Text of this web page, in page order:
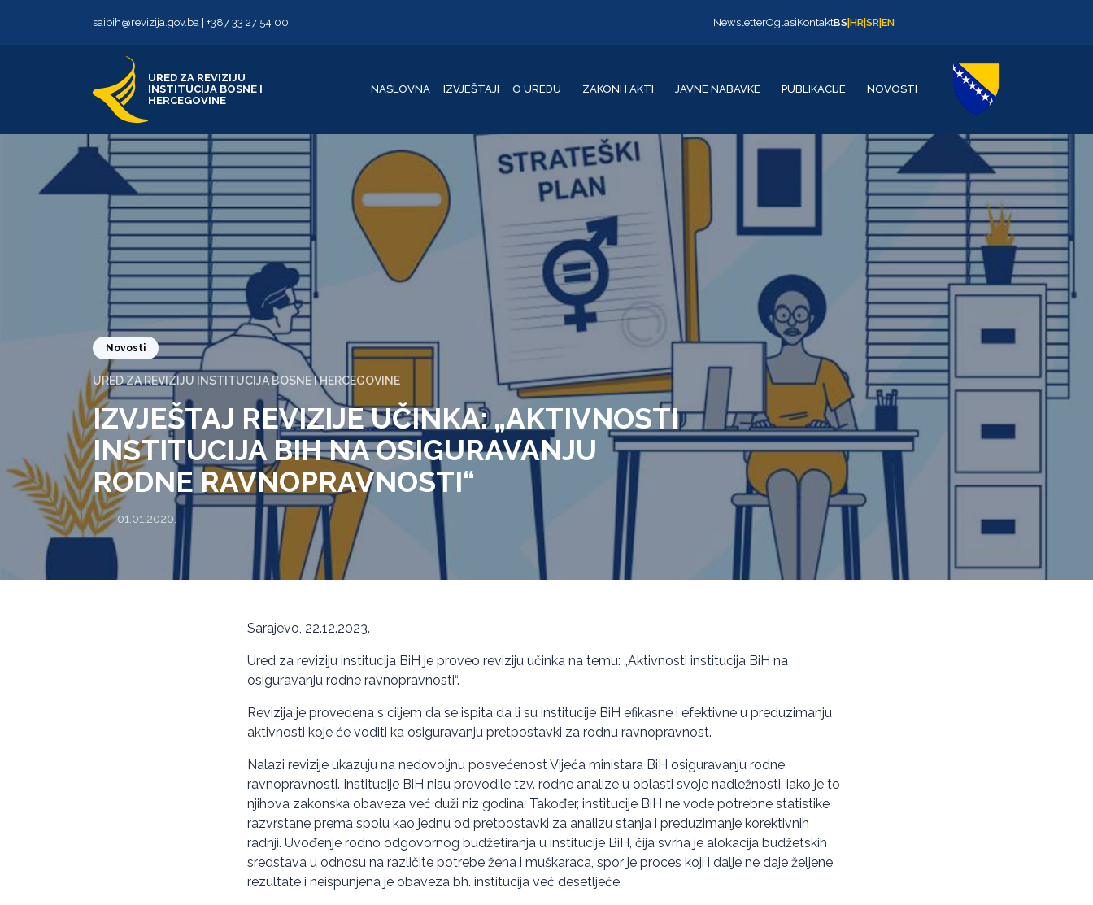
saibih@revizija.gov.ba +387 33 27 54 00 NewsletterOglasiKontaktBS HR SR EN
URED ZA REVIZIJU
INSTITUCIJA BOSNE I
HERCEGOVINE
NASLOVNA IZVJEŠTAJI O UREDU ZAKONI I AKTI JAVNE NABAVKE PUBLIKACIJE NOVOSTI
Novosti
URED ZA REVIZIJU INSTITUCIJA BOSNE I HERCEGOVINE
IZVJEŠTAJ REVIZIJE UČINKA: „AKTIVNOSTI
INSTITUCIJA BIH NA OSIGURAVANJU
RODNE RAVNOPRAVNOSTI“
01.01.2020.
Sarajevo, 22.12.2023.
Ured za reviziju institucija BiH je proveo reviziju učinka na temu: „Aktivnosti institucija BiH na
osiguravanju rodne ravnopravnosti“.
Revizija je provedena s ciljem da se ispita da li su institucije BiH efikasne i efektivne u preduzimanju
aktivnosti koje će voditi ka osiguravanju pretpostavki za rodnu ravnopravnost.
Nalazi revizije ukazuju na nedovoljnu posvećenost Vijeća ministara BiH osiguravanju rodne
ravnopravnosti. Institucije BiH nisu provodile tzv. rodne analize u oblasti svoje nadležnosti, iako je to
njihova zakonska obaveza već duži niz godina. Također, institucije BiH ne vode potrebne statistike
razvrstane prema spolu kao jednu od pretpostavki za analizu stanja i preduzimanje korektivnih
radnji. Uvođenje rodno odgovornog budžetiranja u institucije BiH, čija svrha je alokacija budžetskih
sredstava u odnosu na različite potrebe žena i muškaraca, spor je proces koji i dalje ne daje željene
rezultate i neispunjena je obaveza bh. institucija već desetljeće.